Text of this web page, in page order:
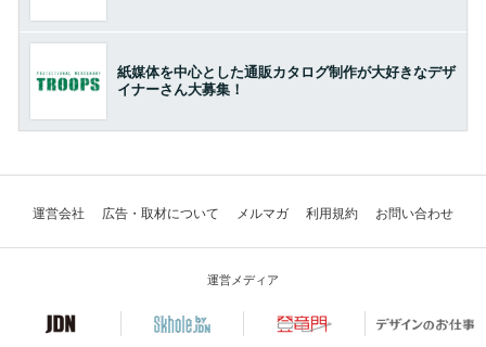
紙媒体を中心とした通販カタログ制作が大好きなデザ
イナーさん大募集！
運営会社 広告・取材について メルマガ 利用規約 お問い合わせ
運営メディア